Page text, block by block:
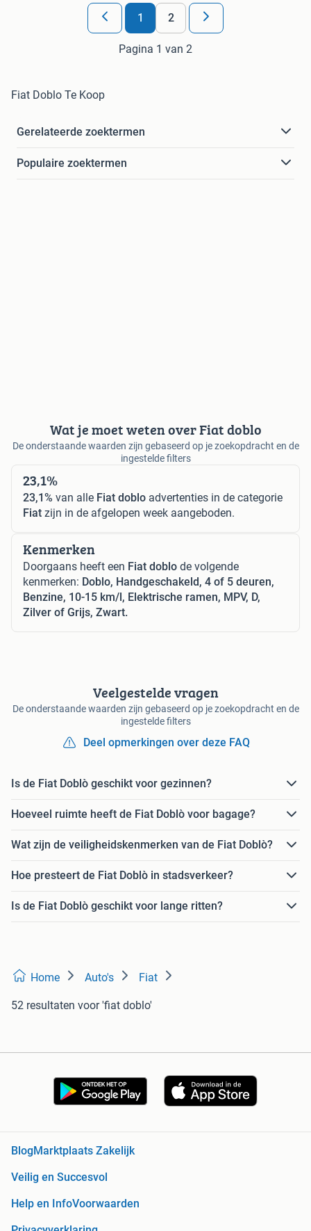
1 2
Pagina 1 van 2
Fiat Doblo Te Koop
Gerelateerde zoektermen
Populaire zoektermen
Wat je moet weten over Fiat doblo
De onderstaande waarden zijn gebaseerd op je zoekopdracht en de
ingestelde filters
23,1%
23,1% van alle Fiat doblo advertenties in de categorie
Fiat zijn in de afgelopen week aangeboden.
Kenmerken
Doorgaans heeft een Fiat doblo de volgende
kenmerken: Doblo, Handgeschakeld, 4 of 5 deuren,
Benzine, 10-15 km/l, Elektrische ramen, MPV, D,
Zilver of Grijs, Zwart.
Veelgestelde vragen
De onderstaande waarden zijn gebaseerd op je zoekopdracht en de
ingestelde filters
Deel opmerkingen over deze FAQ
Is de Fiat Doblò geschikt voor gezinnen?
Hoeveel ruimte heeft de Fiat Doblò voor bagage?
Wat zijn de veiligheidskenmerken van de Fiat Doblò?
Hoe presteert de Fiat Doblò in stadsverkeer?
Is de Fiat Doblò geschikt voor lange ritten?
Home Auto's Fiat
52 resultaten voor 'fiat doblo'
BlogMarktplaats Zakelijk
Veilig en Succesvol
Help en InfoVoorwaarden